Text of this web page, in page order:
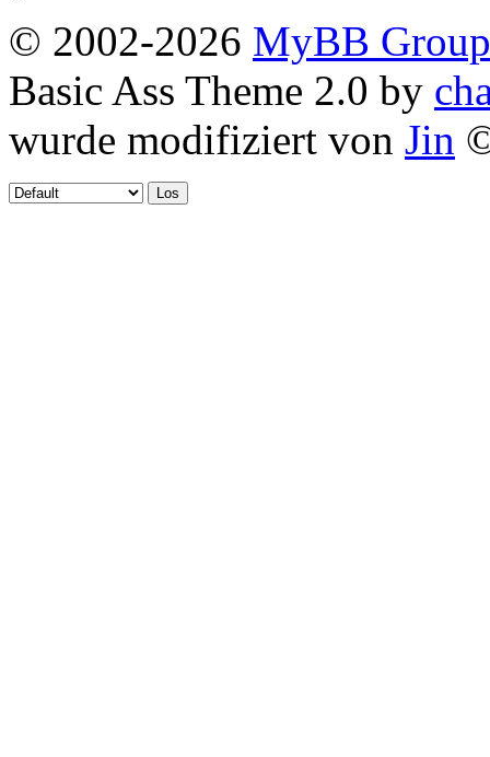
© 2002-2026 MyBB Group
Basic Ass Theme 2.0 by
wurde modifiziert von Jin